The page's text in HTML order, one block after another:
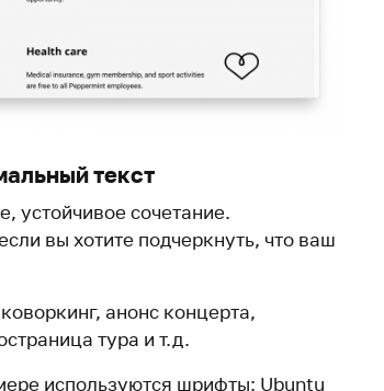
текст
устойчивое сочетание.
вы хотите подчеркнуть, что ваш
анонс концерта,
тура и т.д.
используются шрифты: Ubuntu